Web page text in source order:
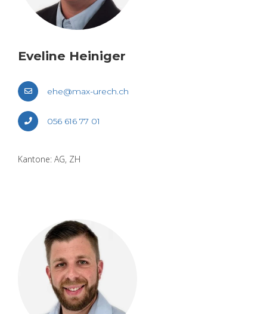
Eve­li­ne Hei­ni­ger
ehe@​max-​urech.​ch
056 616 77 01
Kan­to­ne: AG, ZH